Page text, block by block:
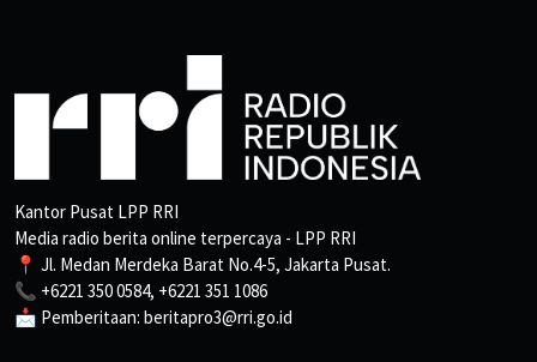
Kantor Pusat LPP RRI
Media radio berita online terpercaya - LPP RRI
📍 Jl. Medan Merdeka Barat No.4-5, Jakarta Pusat.
📞 +6221 350 0584, +6221 351 1086
📩 Pemberitaan: beritapro3@rri.go.id